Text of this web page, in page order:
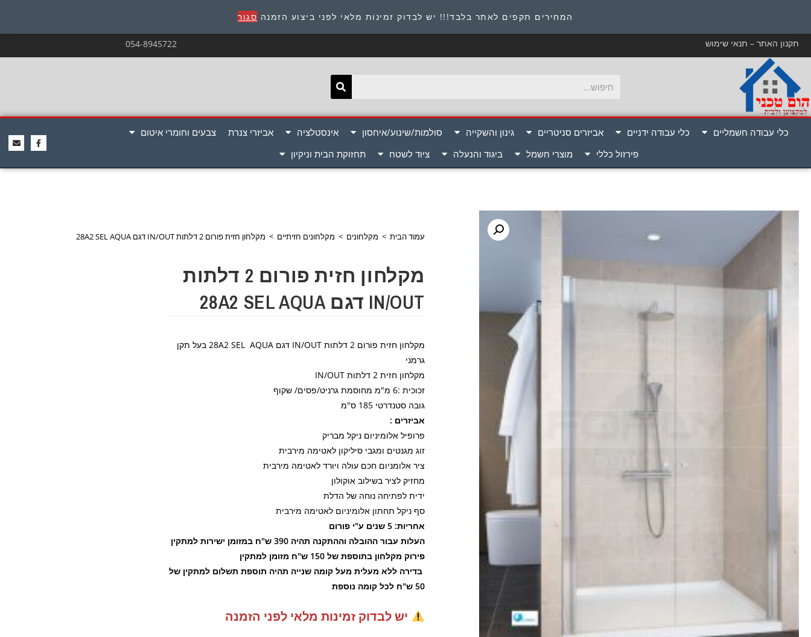
המחירים תקפים לאתר בלבד!!! יש לבדוק זמינות מלאי לפני ביצוע הזמנה סגור כתובת : היוזמים 9 אור יהודה שירות לקוחות 054-8945722
תקנון האתר – תנאי שימוש 054-8945722
כלי עבודה חשמליים כלי עבודה ידניים אביזרים סניטריים גינון והשקייה סולמות/שינוע/איחסון אינסטלציה אביזרי צנרת
צבעים וחומרי איטום
פירזול כללי
מוצרי חשמל ביגוד והנעלה ציוד לשטח תחזוקת הבית וניקיון
עמוד הבית > מקלחונים > מקלחונים חזיתיים > מקלחון חזית פורום 2 דלתות IN/OUT דגם 28A2 SEL AQUA
מקלחון חזית פורום 2 דלתות
IN/OUT דגם 28A2 SEL AQUA
מקלחון חזית פורום 2 דלתות IN/OUT דגם 28A2 SEL AQUA בעל תקן
גרמני
מקלחון חזית 2 דלתות IN/OUT
זכוכית :6 מ"מ מחוסמת גרניט/פסים/ שקוף
גובה סטנדרטי 185 ס"מ
אביזרים :
פרופיל אלומיניום ניקל מבריק
זוג מגנטים ומגבי סיליקון לאטימה מירבית
ציר אלומניום חכם עולה ויורד לאטימה מירבית
מחזיק לציר בשילוב אוקולון
ידית לפתיחה נוחה של הדלת
סף ניקל תחתון אלומיניום לאטימה מירבית
אחריות: 5 שנים ע"י פורום
העלות עבור ההובלה וההתקנה תהיה 390 ש"ח במזומן ישירות למתקין
פירוק מקלחון בתוספת של 150 ש"ח מזומן למתקין
בדירה ללא מעלית מעל קומה שנייה תהיה תוספת תשלום למתקין של
50 ש"ח לכל קומה נוספת
יש לבדוק זמינות מלאי לפני הזמנה